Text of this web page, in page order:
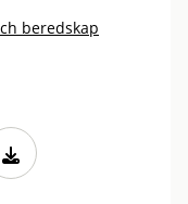
beredskap